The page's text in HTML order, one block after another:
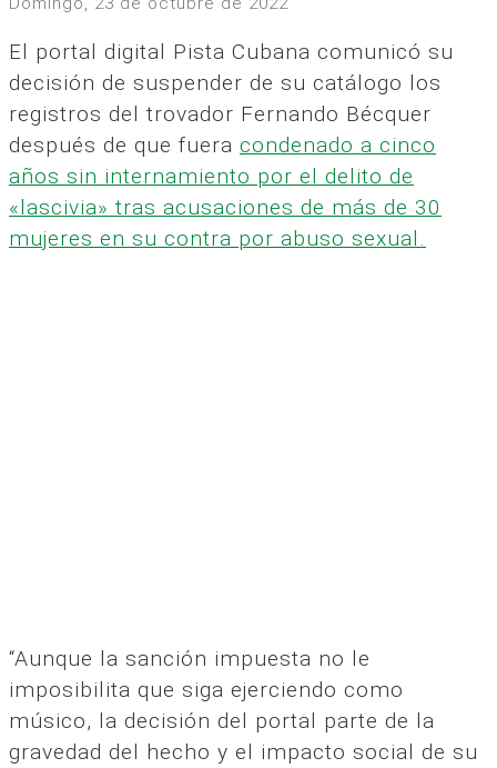
El portal digital Pista Cubana comunicó su
decisión de suspender de su catálogo los
registros del trovador Fernando Bécquer
después de que fuera condenado a cinco
años sin internamiento por el delito de
«lascivia» tras acusaciones de más de 30
mujeres en su contra por abuso sexual.
“Aunque la sanción impuesta no le
imposibilita que siga ejerciendo como
músico, la decisión del portal parte de la
gravedad del hecho y el impacto social de su